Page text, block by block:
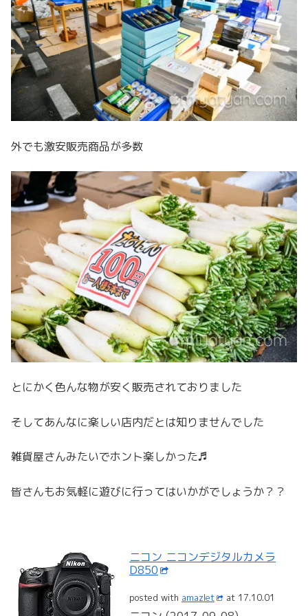
外でも激安販売商品が多数
とにかく色んな物が安く販売されておりました
そしてあんなに楽しい店内だとは知りませんでした
雑貨屋さんみたいでホント楽しかった♬
皆さんもお気軽に遊びに行ってはいかがでしょうか？？
ニコン ニコンデジタルカメラ
D850
posted with amazlet at 17.10.01